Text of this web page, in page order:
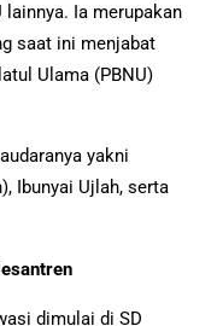
Ia merupakan
saat ini menjabat
Ulama (PBNU)
yakni
Ibunyai Ujlah, serta
dimulai di SD